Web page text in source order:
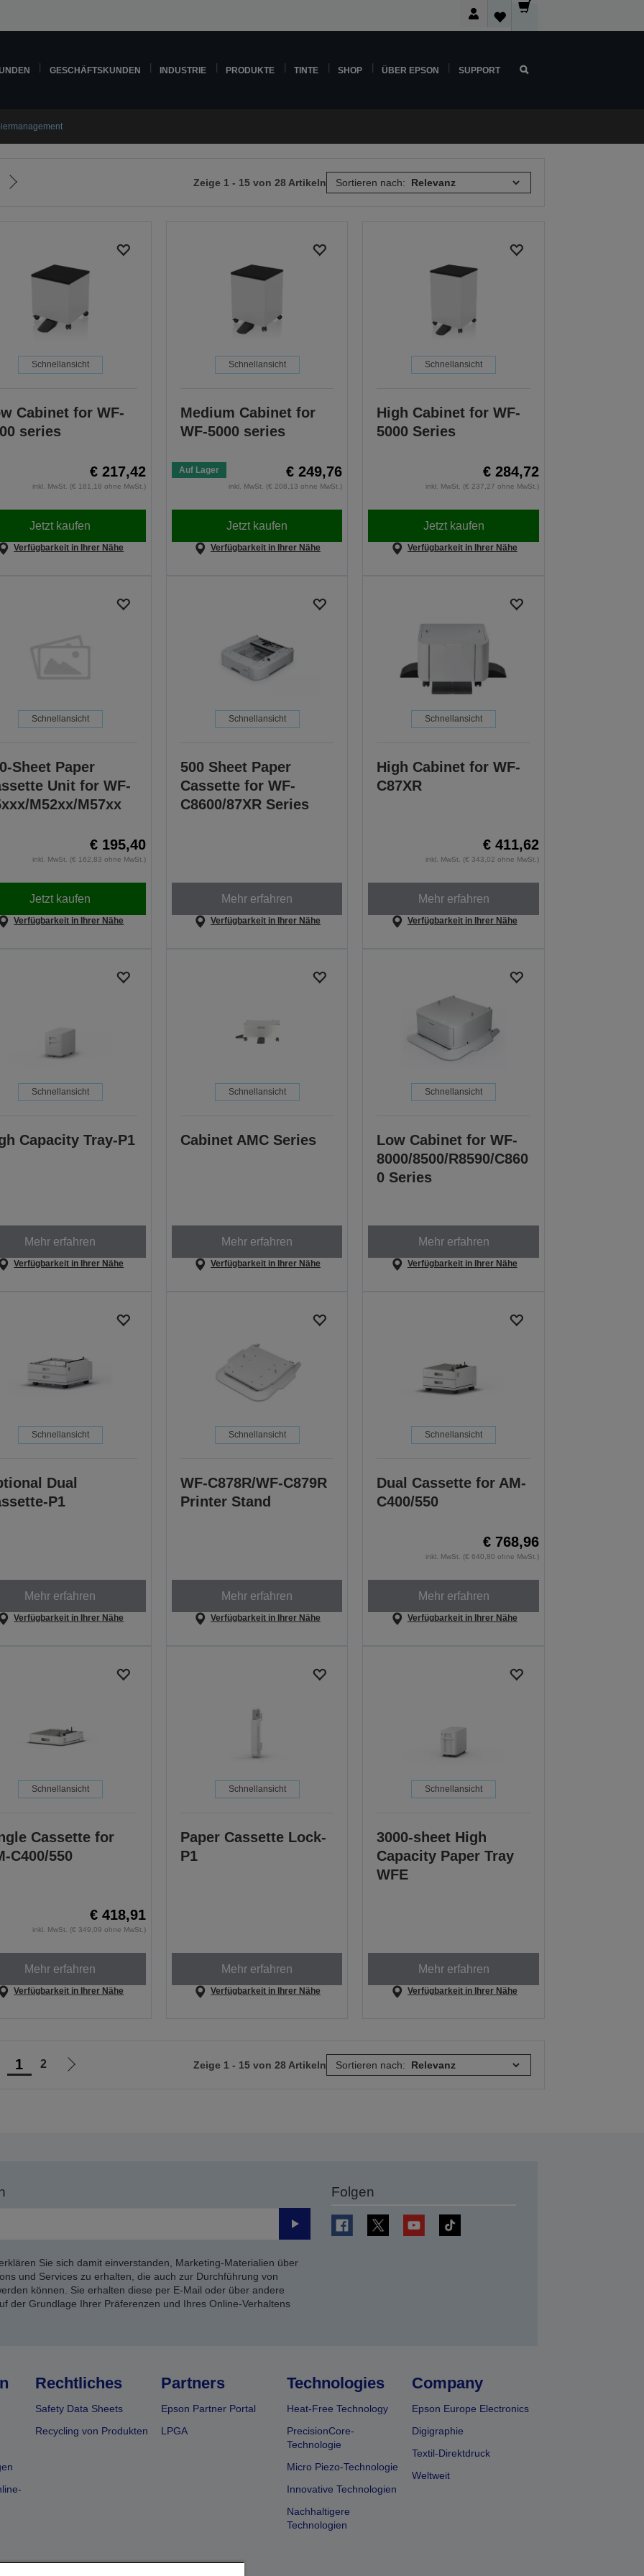
GESCHÄFTSKUNDEN INDUSTRIE PRODUKTE TINTE SHOP ÜBER EPSON SUPPORT
Zur
Zeige 1 - 15 von 28 Artikeln Sortieren nach:
Schnellansicht
Cabinet for WF-
series
€ 217,42
inkl. MwSt. (€ 181,18 ohne MwSt.)
Jetzt kaufen
Verfügbarkeit in Ihrer Nähe
Schnellansicht
Medium Cabinet for
WF-5000 series
Auf Lager € 249,76
inkl. MwSt. (€ 208,13 ohne MwSt.)
Jetzt kaufen
Verfügbarkeit in Ihrer Nähe
Schnellansicht
High Cabinet for WF-
5000 Series
€ 284,72
inkl. MwSt. (€ 237,27 ohne MwSt.)
Jetzt kaufen
Verfügbarkeit in Ihrer Nähe
Schnellansicht
Sheet Paper
Unit for WF-
M52xx/M57xx
€ 195,40
inkl. MwSt. (€ 162,83 ohne MwSt.)
Jetzt kaufen
Verfügbarkeit in Ihrer Nähe
Schnellansicht
500 Sheet Paper
Cassette for WF-
C8600/87XR Series
Mehr erfahren
Verfügbarkeit in Ihrer Nähe
Schnellansicht
High Cabinet for WF-
C87XR
€ 411,62
inkl. MwSt. (€ 343,02 ohne MwSt.)
Mehr erfahren
Verfügbarkeit in Ihrer Nähe
Schnellansicht
Capacity Tray-P1
Mehr erfahren
Verfügbarkeit in Ihrer Nähe
Schnellansicht
Cabinet AMC Series
Mehr erfahren
Verfügbarkeit in Ihrer Nähe
Schnellansicht
Low Cabinet for WF-
8000/8500/R8590/C860
0 Series
Mehr erfahren
Verfügbarkeit in Ihrer Nähe
Schnellansicht
Dual
P1
Mehr erfahren
Verfügbarkeit in Ihrer Nähe
Schnellansicht
WF-C878R/WF-C879R
Printer Stand
Mehr erfahren
Verfügbarkeit in Ihrer Nähe
Schnellansicht
Dual Cassette for AM-
C400/550
€ 768,96
inkl. MwSt. (€ 640,80 ohne MwSt.)
Mehr erfahren
Verfügbarkeit in Ihrer Nähe
Schnellansicht
Cassette for
C400/550
€ 418,91
inkl. MwSt. (€ 349,09 ohne MwSt.)
Mehr erfahren
Verfügbarkeit in Ihrer Nähe
Schnellansicht
Paper Cassette Lock-
P1
Mehr erfahren
Verfügbarkeit in Ihrer Nähe
Schnellansicht
3000-sheet High
Capacity Paper Tray
WFE
Mehr erfahren
Verfügbarkeit in Ihrer Nähe
1 2
Zur
Zeige 1 - 15 von 28 Artikeln Sortieren nach:
Senden
Sie sich damit einverstanden, Marketing-Materialien über
und Services zu erhalten, die auch zur Durchführung von
können. Sie erhalten diese per E-Mail oder über andere
der Grundlage Ihrer Präferenzen und Ihres Online-Verhaltens
Folgen
Rechtliches
Safety Data Sheets
Recycling von Produkten
Partners
Epson Partner Portal
LPGA
Technologies
Heat-Free Technology
PrecisionCore-
Technologie
Micro Piezo-Technologie
Innovative Technologien
Nachhaltigere
Technologien
Company
Epson Europe Electronics
Digigraphie
Textil-Direktdruck
Weltweit